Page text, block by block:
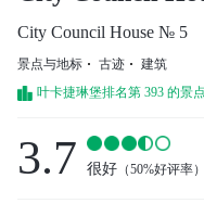
City Council House № 5
景点与地标 古迹
建筑
叶卡捷琳堡排名第 393 的景
3.7 很好 （50%好评率）